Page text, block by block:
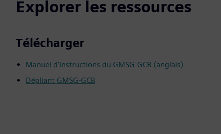
Explorer les ressources
Télécharger
Manuel d'instructions du GMSG-GCB (anglais)
Dépliant GMSG-GCB